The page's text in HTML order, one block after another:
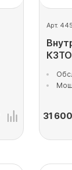
Арт.
31 600